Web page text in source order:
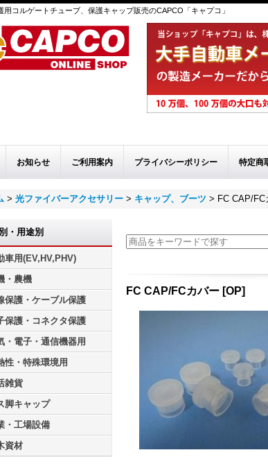
用コルゲートチューブ、保護キャップ販売のCAPCO「キャプコ」
お知らせ ご利用案内 プライバシーポリシー 特定商
> 光ファイバーアクセサリー > キャップ、ブーツ > FC CAP/FC
・用途別
車用(EV,HV,PHV)
・農機
保護・ケーブル保護
保護・コネクタ保護
・電子・通信機器用
性・特殊環境用
雑貨
脚キャップ
・工場設備
資材
FC CAP/FCカバー [OP]